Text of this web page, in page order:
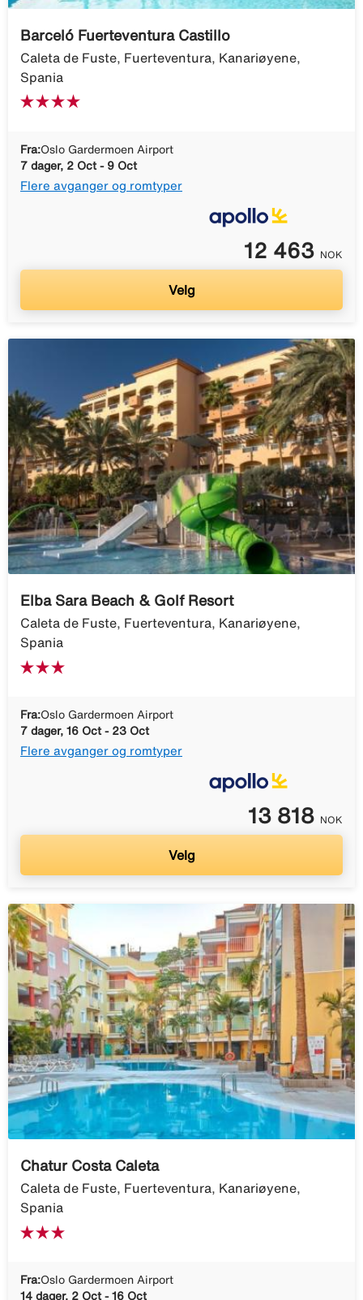
Barceló Fuerteventura Castillo
Caleta de Fuste, Fuerteventura, Kanariøyene,
Spania
Fra:Oslo Gardermoen Airport
7 dager, 2 Oct - 9 Oct
Flere avganger og romtyper
12 463 NOK
Velg
Elba Sara Beach & Golf Resort
Caleta de Fuste, Fuerteventura, Kanariøyene,
Spania
Fra:Oslo Gardermoen Airport
7 dager, 16 Oct - 23 Oct
Flere avganger og romtyper
13 818 NOK
Velg
Chatur Costa Caleta
Caleta de Fuste, Fuerteventura, Kanariøyene,
Spania
Fra:Oslo Gardermoen Airport
14 dager, 2 Oct - 16 Oct